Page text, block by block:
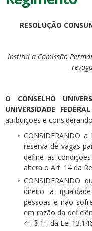
RESOLUÇÃO
Institui a Comissão
O CONSELHO
UNIVERSIDADE
atribuições e
CONSIDERANDO
reserva de vagas
define as
altera o Art. 14 da
CONSIDERANDO
direito a
pessoas e não
em razão da
4º, § 1º, da Lei